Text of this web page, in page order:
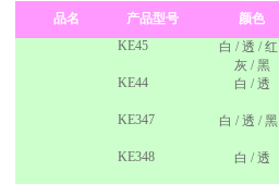
品名 产品型号 颜色
KE45 白 /透 /红
灰/黑
KE44
白 /透
KE347
白 /透 /黑
KE348
白 /透